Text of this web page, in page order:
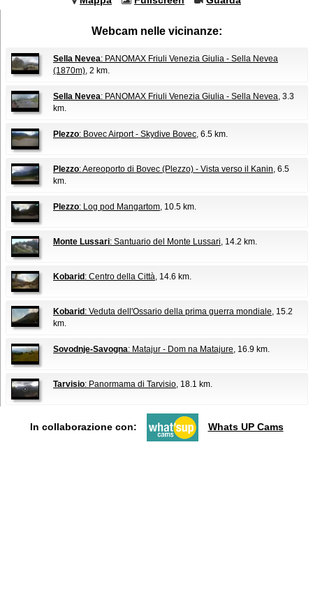
Webcam nelle vicinanze:
Sella Nevea: PANOMAX Friuli Venezia Giulia - Sella Nevea
(1870m), 2 km.
Sella Nevea: PANOMAX Friuli Venezia Giulia - Sella Nevea, 3.3
km.
Plezzo: Bovec Airport - Skydive Bovec, 6.5 km.
Plezzo: Aereoporto di Bovec (Plezzo) - Vista verso il Kanin, 6.5
km.
Plezzo: Log pod Mangartom, 10.5 km.
Monte Lussari: Santuario del Monte Lussari, 14.2 km.
Kobarid : Centro della Città, 14.6 km.
Kobarid : Veduta dell'Ossario della prima guerra mondiale, 15.2
km.
Sovodnje-Savogna: Matajur - Dom na Matajure, 16.9 km.
Tarvisio: Panormama di Tarvisio, 18.1 km.
In collaborazione con: Whats UP Cams